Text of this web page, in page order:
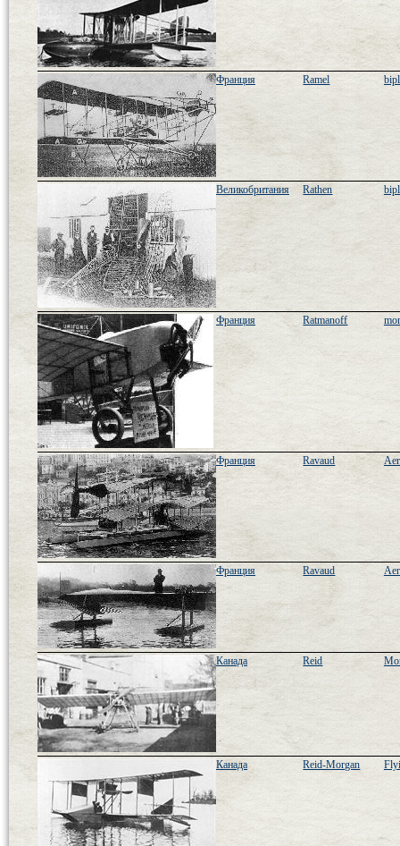
Франция Ramel
Великобритания Rathen
Франция Ratmanoff
Франция Ravaud
Франция Ravaud
Канада Reid
Канада Reid-Morgan